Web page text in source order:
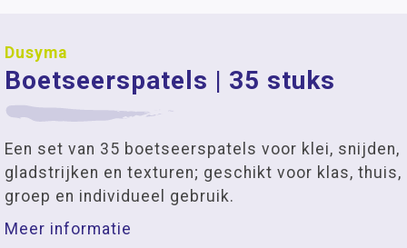
Dusyma
Boetseerspatels | 35 stuks
Een set van 35 boetseerspatels voor klei, snijden,
gladstrijken en texturen; geschikt voor klas, thuis,
groep en individueel gebruik.
Meer informatie